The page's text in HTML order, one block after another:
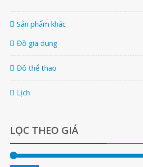
Sản phẩm khác
Đồ gia dụng
Đồ thể thao
Lịch
LỌC THEO GIÁ